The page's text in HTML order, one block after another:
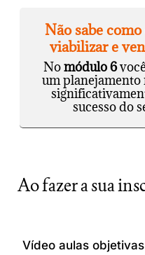
Não sabe
viabilizar e
Nomódulo 6
um planejamento
sucesso do
Ao fazer a sua
Vídeo aulas